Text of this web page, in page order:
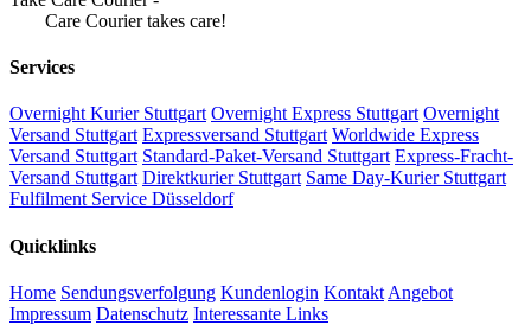
Care Courier takes care!
Services
Overnight Kurier Stuttgart Overnight Express Stuttgart Overnight
Versand Stuttgart Expressversand Stuttgart Worldwide Express
Versand Stuttgart Standard-Paket-Versand Stuttgart Express-Fracht-
Versand Stuttgart Direktkurier Stuttgart Same Day-Kurier Stuttgart
Fulfilment Service Düsseldorf
Quicklinks
Home Sendungsverfolgung Kundenlogin Kontakt Angebot
Impressum Datenschutz Interessante Links